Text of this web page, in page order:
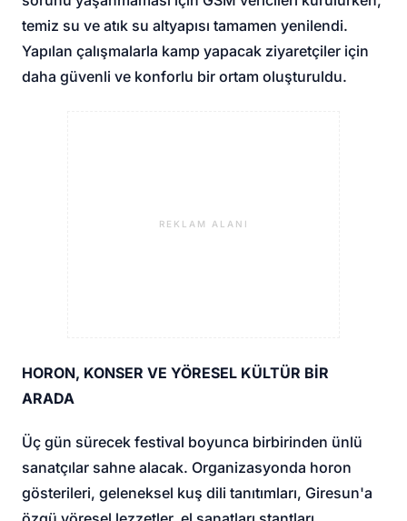
temiz su ve atık su altyapısı tamamen yenilendi.
Yapılan çalışmalarla kamp yapacak ziyaretçiler için
daha güvenli ve konforlu bir ortam oluşturuldu.
REKLAM ALANI
HORON, KONSER VE YÖRESEL KÜLTÜR BİR
ARADA
Üç gün sürecek festival boyunca birbirinden ünlü
sanatçılar sahne alacak. Organizasyonda horon
gösterileri, geleneksel kuş dili tanıtımları, Giresun'a